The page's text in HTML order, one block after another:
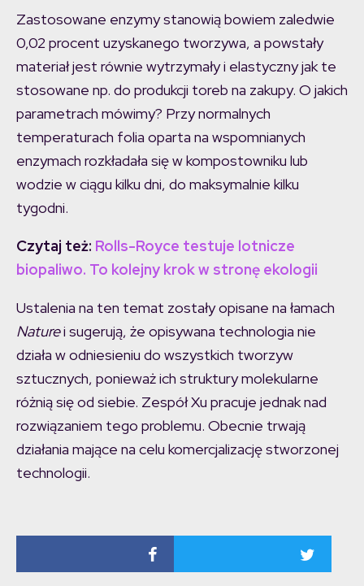
Zastosowane enzymy stanowią bowiem zaledwie
0,02 procent uzyskanego tworzywa, a powstały
materiał jest równie wytrzymały i elastyczny jak te
stosowane np. do produkcji toreb na zakupy. O jakich
parametrach mówimy? Przy normalnych
temperaturach folia oparta na wspomnianych
enzymach rozkładała się w kompostowniku lub
wodzie w ciągu kilku dni, do maksymalnie kilku
tygodni.
Czytaj też: Rolls-Royce testuje lotnicze
biopaliwo. To kolejny krok w stronę ekologii
Ustalenia na ten temat zostały opisane na łamach
Naturei sugerują, że opisywana technologia nie
działa w odniesieniu do wszystkich tworzyw
sztucznych, ponieważ ich struktury molekularne
różnią się od siebie. Zespół Xu pracuje jednak nad
rozwiązaniem tego problemu. Obecnie trwają
działania mające na celu komercjalizację stworzonej
technologii.